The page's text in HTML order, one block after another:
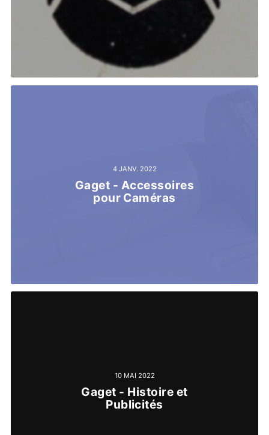
4 JANV. 2022
Gaget - Accessoires
pour Caméras
10 MAI 2022
Gaget - Histoire et
Publicités